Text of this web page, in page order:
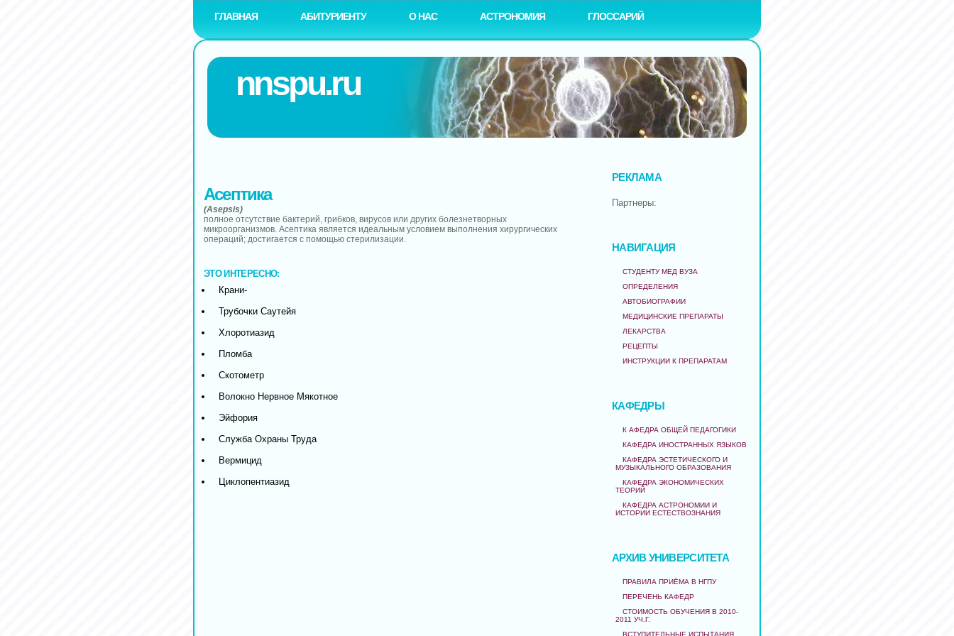
ГЛАВНАЯ АБИТУРИЕНТУ О НАС АСТРОНОМИЯ ГЛОССАРИЙ
nnspu.ru
Асептика
(Asepsis)
полное отсутствие бактерий, грибков, вирусов или других болезнетворных
микроорганизмов. Асептика является идеальным условием выполнения хирургических
операций; достигается с помощью стерилизации.
ЭТО ИНТЕРЕСНО:
Крани-
Трубочки Саутейя
Хлоротиазид
Пломба
Скотометр
Волокно Нервное Мякотное
Эйфория
Служба Охраны Труда
Вермицид
Циклопентиазид
РЕКЛАМА
Партнеры:
НАВИГАЦИЯ
СТУДЕНТУ МЕД ВУЗА
ОПРЕДЕЛЕНИЯ
АВТОБИОГРАФИИ
МЕДИЦИНСКИЕ ПРЕПАРАТЫ
ЛЕКАРСТВА
РЕЦЕПТЫ
ИНСТРУКЦИИ К ПРЕПАРАТАМ
КАФЕДРЫ
К АФЕДРА ОБЩЕЙ ПЕДАГОГИКИ
КАФЕДРА ИНОСТРАННЫХ ЯЗЫКОВ
КАФЕДРА ЭСТЕТИЧЕСКОГО И
МУЗЫКАЛЬНОГО ОБРАЗОВАНИЯ
КАФЕДРА ЭКОНОМИЧЕСКИХ
ТЕОРИЙ
КАФЕДРА АСТРОНОМИИ И
ИСТОРИИ ЕСТЕСТВОЗНАНИЯ
АРХИВ УНИВЕРСИТЕТА
ПРАВИЛА ПРИЁМА В НГПУ
ПЕРЕЧЕНЬ КАФЕДР
СТОИМОСТЬ ОБУЧЕНИЯ В 2010-
2011 УЧ.Г.
ВСТУПИТЕЛЬНЫЕ ИСПЫТАНИЯ